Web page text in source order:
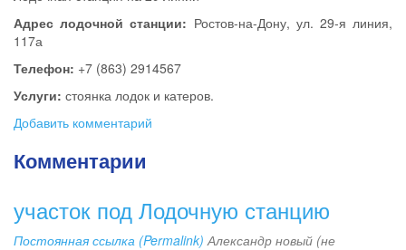
Адрес лодочной станции: Ростов-на-Дону, ул. 29-я линия,
117а
Телефон: +7 (863) 2914567
Услуги: стоянка лодок и катеров.
Добавить комментарий
Комментарии
участок под Лодочную станцию
Постоянная ссылка (Permalink) Александр новый (не